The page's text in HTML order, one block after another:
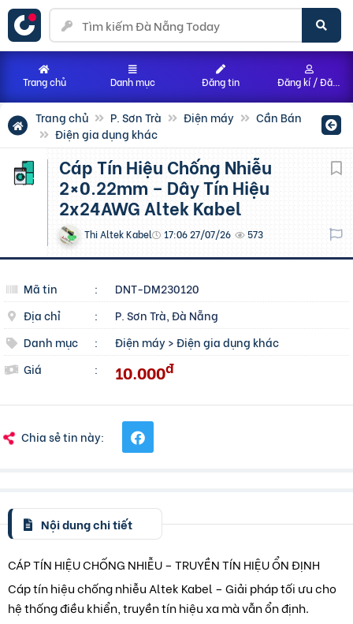
Trang chủ P. Sơn Trà Điện máy
Cần Bán
Điện gia dụng khác
Cáp Tín Hiệu Chống Nhiễu
2×0.22mm – Dây Tín Hiệu
2x24AWG Altek Kabel
Thi Altek Kabel 17:06 27/07/26 573
Mã tin :
DNT-DM230120
Địa chỉ
:
P. Sơn Trà, Đà Nẵng
Danh mục
: Điện máy>Điện gia dụng khác
Giá
: 10.000đ
Chia sẻ tin này:
Nội dung chi tiết
CÁP TÍN HIỆU CHỐNG NHIỄU – TRUYỀN TÍN HIỆU ỔN ĐỊNH
Cáp tín hiệu chống nhiễu Altek Kabel – Giải pháp tối ưu cho
hệ thống điều khiển, truyền tín hiệu xa mà vẫn ổn định.
Trang chủ Danh mục Đăng tin